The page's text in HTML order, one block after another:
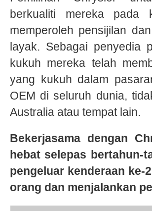
berkualiti mereka pada
memperoleh pensijilan
layak. Sebagai penyedia
kukuh mereka telah
yang kukuh dalam
OEM di seluruh dunia,
Australia atau tempat lain.
Bekerjasama dengan
hebat selepas bertahun-
pengeluar kenderaan ke-
orang dan menjalankan